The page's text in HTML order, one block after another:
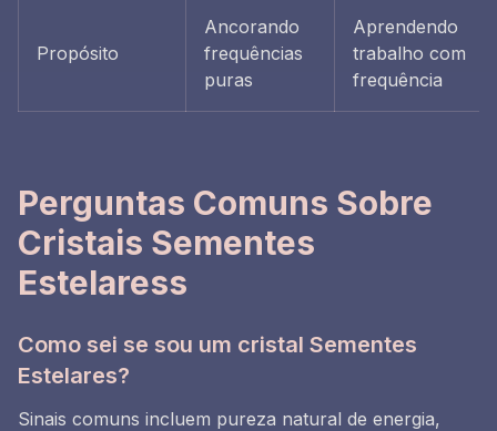
Propósito
Ancorando
frequências
puras
Aprendendo
trabalho com
frequência
Perguntas Comuns Sobre
Cristais Sementes
Estelaress
Como sei se sou um cristal Sementes
Estelares?
Sinais comuns incluem pureza natural de energia,